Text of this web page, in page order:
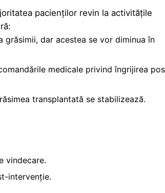
pacienților revin la activitățile
dar acestea se vor diminua în
medicale privind îngrijirea
transplantată se stabilizează.
vindecare.
intervenție.